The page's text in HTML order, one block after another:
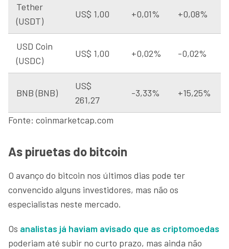
Tether
(USDT)
US$ 1,00 +0,01% +0,08%
USD Coin
(USDC)
US$ 1,00 +0,02% -0,02%
BNB (BNB)
US$
261,27
-3,33% +15,25%
Fonte: coinmarketcap.com
As piruetas do bitcoin
O avanço do bitcoin nos últimos dias pode ter
convencido alguns investidores, mas não os
especialistas neste mercado.
Os analistas já haviam avisado que as criptomoedas
poderiam até subir no curto prazo, mas ainda não